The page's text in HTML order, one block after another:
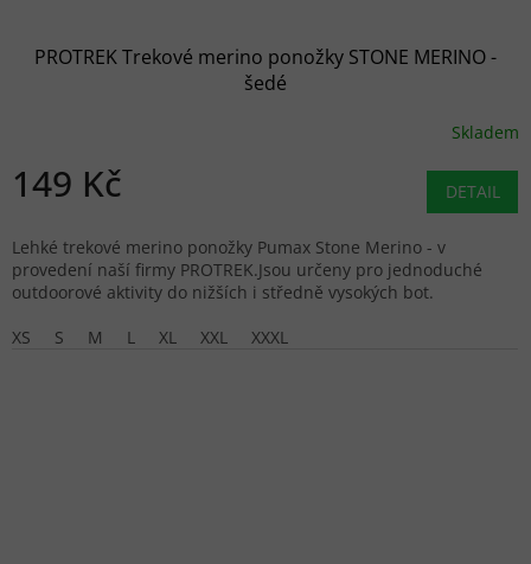
PROTREK Trekové merino ponožky STONE MERINO -
šedé
Skladem
149 Kč DETAIL
Lehké trekové merino ponožky Pumax Stone Merino - v
provedení naší firmy PROTREK.Jsou určeny pro jednoduché
outdoorové aktivity do nižších i středně vysokých bot.
XS
S M L XL XXL XXXL